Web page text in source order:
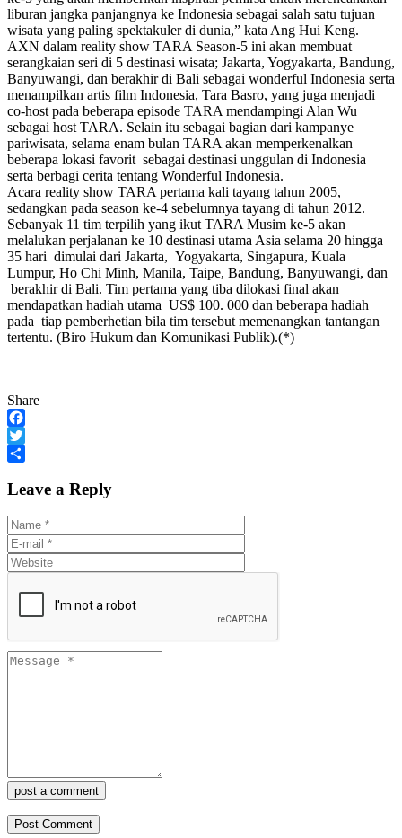
liburan jangka panjangnya ke Indonesia sebagai salah satu tujuan
wisata yang paling spektakuler di dunia,” kata Ang Hui Keng.
AXN dalam reality show TARA Season-5 ini akan membuat
serangkaian seri di 5 destinasi wisata; Jakarta, Yogyakarta, Bandung,
Banyuwangi, dan berakhir di Bali sebagai wonderful Indonesia serta
menampilkan artis film Indonesia, Tara Basro, yang juga menjadi
co-host pada beberapa episode TARA mendampingi Alan Wu
sebagai host TARA. Selain itu sebagai bagian dari kampanye
pariwisata, selama enam bulan TARA akan memperkenalkan
beberapa lokasi favorit sebagai destinasi unggulan di Indonesia
serta berbagi cerita tentang Wonderful Indonesia.
Acara reality show TARA pertama kali tayang tahun 2005,
sedangkan pada season ke-4 sebelumnya tayang di tahun 2012.
Sebanyak 11 tim terpilih yang ikut TARA Musim ke-5 akan
melalukan perjalanan ke 10 destinasi utama Asia selama 20 hingga
35 hari dimulai dari Jakarta, Yogyakarta, Singapura, Kuala
Lumpur, Ho Chi Minh, Manila, Taipe, Bandung, Banyuwangi, dan
berakhir di Bali. Tim pertama yang tiba dilokasi final akan
mendapatkan hadiah utama US$ 100. 000 dan beberapa hadiah
pada tiap pemberhetian bila tim tersebut memenangkan tantangan
tertentu. (Biro Hukum dan Komunikasi Publik).(*)
Share
Facebook
Twitter
Leave a Reply
post a comment